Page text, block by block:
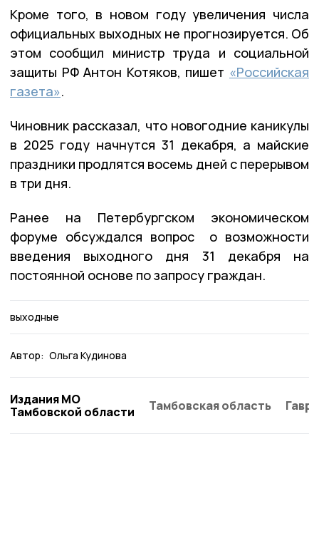
Кроме того, в новом году увеличения числа
официальных выходных не прогнозируется. Об
этом сообщил министр труда и социальной
защиты РФ Антон Котяков, пишет «Российская
газета».
Чиновник рассказал, что новогодние каникулы
в 2025 году начнутся 31 декабря, а майские
праздники продлятся восемь дней с перерывом
в три дня.
Ранее на Петербургском экономическом
форуме обсуждался вопрос о возможности
введения выходного дня 31 декабря на
постоянной основе по запросу граждан.
выходные
Автор: Ольга Кудинова
Издания МО
Тамбовской области
Тамбовская область